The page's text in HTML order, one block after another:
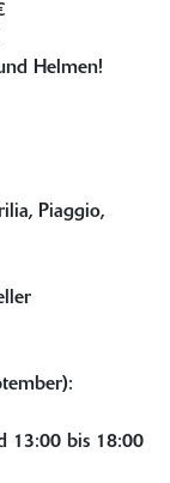
Helmen!
Piaggio,
13:00 bis 18:00